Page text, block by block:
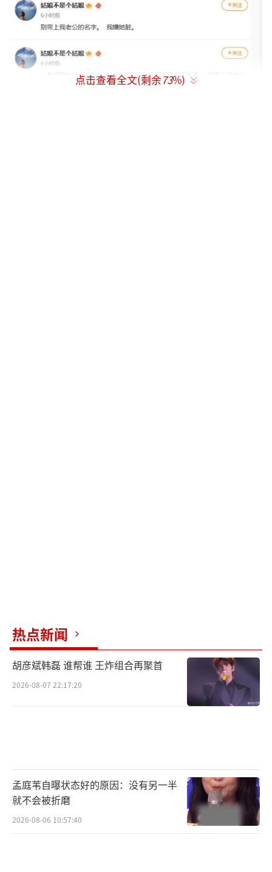
点击查看全文(剩余73%)
热点新闻
胡彦斌韩磊 谁帮谁 王炸组合再聚首
2026-08-07 22:17:20
孟庭苇自曝状态好的原因：没有另一半
就不会被折磨
2026-08-06 10:57:40